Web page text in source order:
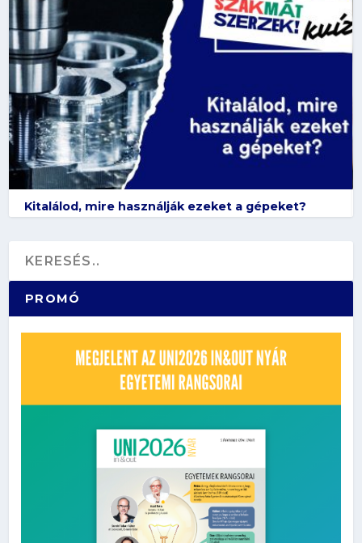
Kitalálod, mire használják ezeket a gépeket?
PROMÓ